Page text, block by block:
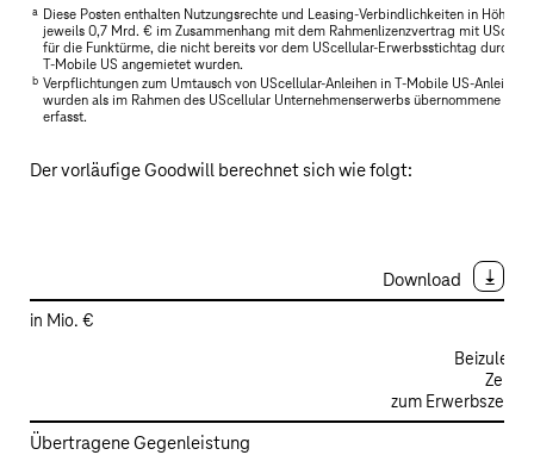
a
Diese Posten enthalten Nutzungsrechte und Leasing-Verbindlichkeiten in Höhe
jeweils 0,7 Mrd. € im Zusammenhang mit dem Rahmenlizenzvertrag mit
für die Funktürme, die nicht bereits vor dem UScellular-Erwerbsstichtag durch
T‑Mobile US angemietet wurden.
b Verpflichtungen zum Umtausch von UScellular-Anleihen in T‑Mobile US‑Anleihen
wurden als im Rahmen des UScellular Unternehmenserwerbs übernommene
erfasst.
Der vorläufige Goodwill berechnet sich wie folgt:
Download
Erwerb
in Mio. €
zum
Übertragene Gegenleistung